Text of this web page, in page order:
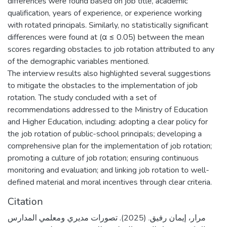
qualification, years of experience, or experience working
with rotated principals. Similarly, no statistically significant
differences were found at (α ≤ 0.05) between the mean
scores regarding obstacles to job rotation attributed to any
of the demographic variables mentioned.
The interview results also highlighted several suggestions
to mitigate the obstacles to the implementation of job
rotation. The study concluded with a set of
recommendations addressed to the Ministry of Education
and Higher Education, including: adopting a clear policy for
the job rotation of public-school principals; developing a
comprehensive plan for the implementation of job rotation;
promoting a culture of job rotation; ensuring continuous
monitoring and evaluation; and linking job rotation to well-
defined material and moral incentives through clear criteria.
Citation
مرار، إيمان رفيق. (2025). تصورات مديري ومعلمي المدارس